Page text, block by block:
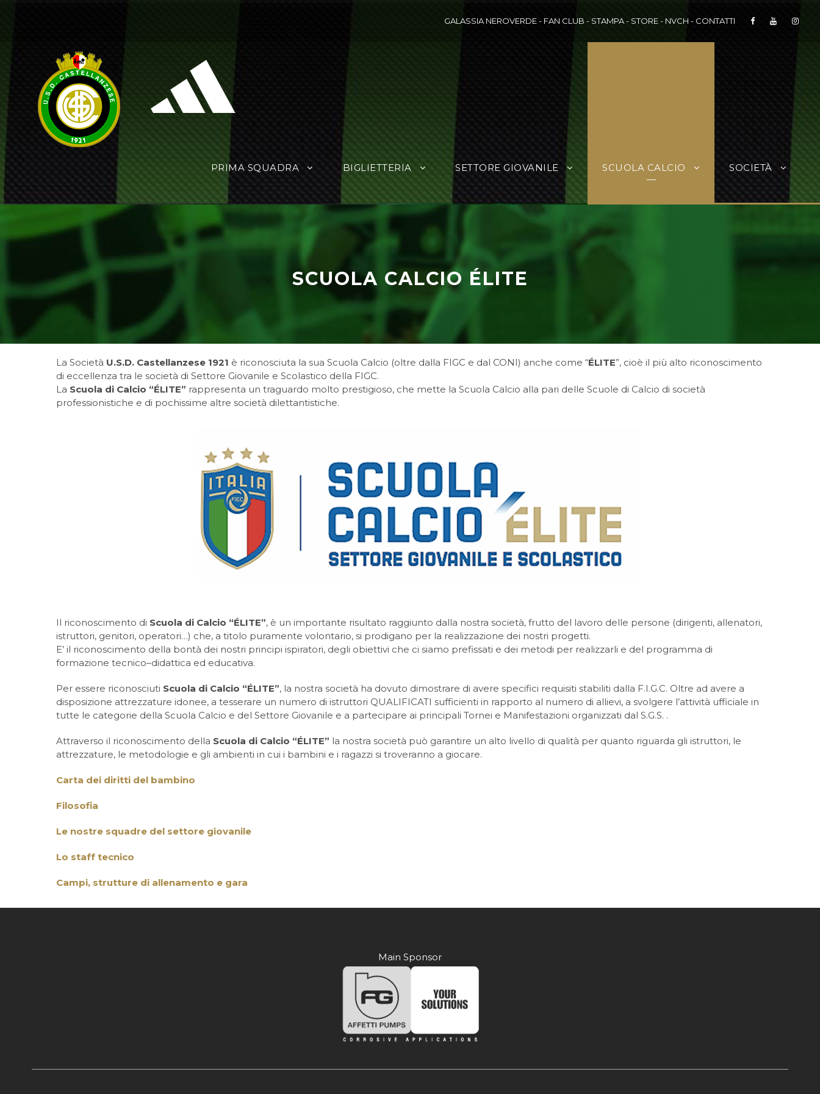
GALASSIA NEROVERDE- FAN CLUB - STAMPA- STORE- NVCH - CONTATTI
PRIMA SQUADRA BIGLIETTERIA SETTORE GIOVANILE SCUOLA CALCIO SOCIETÀ
SCUOLA CALCIO ÉLITE
La Società U.S.D. Castellanzese 1921 è riconosciuta la sua Scuola Calcio (oltre dalla FIGC e dal CONI) anche come “ÉLITE”, cioè il più alto riconoscimento
di eccellenza tra le società di Settore Giovanile e Scolastico della FIGC.
La Scuola di Calcio “ÉLITE” rappresenta un traguardo molto prestigioso, che mette la Scuola Calcio alla pari delle Scuole di Calcio di società
professionistiche e di pochissime altre società dilettantistiche.
Il riconoscimento di Scuola di Calcio “ÉLITE”, è un importante risultato raggiunto dalla nostra società, frutto del lavoro delle persone (dirigenti, allenatori,
istruttori, genitori, operatori…) che, a titolo puramente volontario, si prodigano per la realizzazione dei nostri progetti.
E’ il riconoscimento della bontà dei nostri principi ispiratori, degli obiettivi che ci siamo prefissati e dei metodi per realizzarli e del programma di
formazione tecnico–didattica ed educativa.
Per essere riconosciuti Scuola di Calcio “ÉLITE”, la nostra società ha dovuto dimostrare di avere specifici requisiti stabiliti dalla F.I.G.C. Oltre ad avere a
disposizione attrezzature idonee, a tesserare un numero di istruttori QUALIFICATI sufficienti in rapporto al numero di allievi, a svolgere l’attività ufficiale in
tutte le categorie della Scuola Calcio e del Settore Giovanile e a partecipare ai principali Tornei e Manifestazioni organizzati dal S.G.S. .
Attraverso il riconoscimento della Scuola di Calcio “ÉLITE” la nostra società può garantire un alto livello di qualità per quanto riguarda gli istruttori, le
attrezzature, le metodologie e gli ambienti in cui i bambini e i ragazzi si troveranno a giocare.
Carta dei diritti del bambino
Filosofia
Le nostre squadre del settore giovanile
Lo staff tecnico
Campi, strutture di allenamento e gara
Main Sponsor